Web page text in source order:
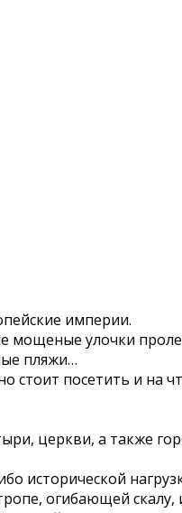
империи.
мощеные улочки
пляжи…
стоит посетить и на
церкви, а также
исторической
огибающей